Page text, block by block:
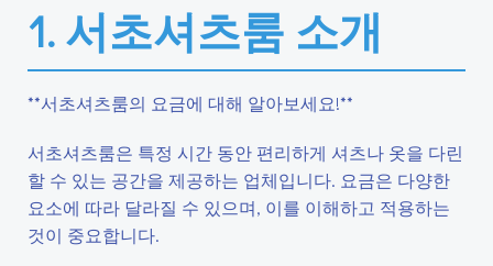
1. 서초셔츠룸 소개
**서초셔츠룸의 요금에 대해 알아보세요!**
서초셔츠룸은 특정 시간 동안 편리하게 셔츠나 옷을 다린
할 수 있는 공간을 제공하는 업체입니다. 요금은 다양한
요소에 따라 달라질 수 있으며, 이를 이해하고 적용하는
것이 중요합니다.